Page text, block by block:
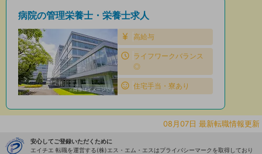
病院の管理栄養士・栄養士求人
高給与
ライフワークバランス
◎
住宅手当・寮あり
08月07日 最新転職情報更新
安心してご登録いただくために
エイチエ 転職を運営する(株)エス・エム・エスはプライバシーマークを取得しており